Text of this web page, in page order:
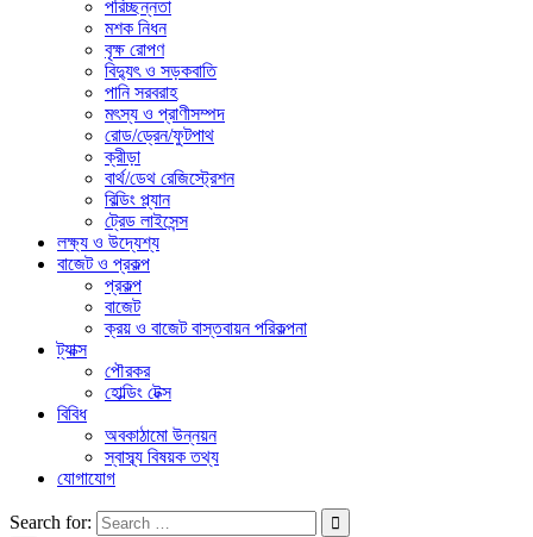
পরিচ্ছন্নতা
মশক নিধন
বৃক্ষ রোপণ
বিদ্যুৎ ও সড়কবাতি
পানি সরবরাহ
মৎস্য ও প্রাণীসম্পদ
রোড/ড্রেন/ফুটপাথ
ক্রীড়া
বার্থ/ডেথ রেজিস্ট্রেশন
বিল্ডিং প্ল্যান
ট্রেড লাইসেন্স
লক্ষ্য ও উদ্যেশ্য
বাজেট ও প্রকল্প
প্রকল্প
বাজেট
ক্রয় ও বাজেট বাস্তবায়ন পরিকল্পনা
ট্যাক্স
পৌরকর
হোল্ডিং টেক্স
বিবিধ
অবকাঠামো উন্নয়ন
স্বাস্ব্য বিষয়ক তথ্য
যোগাযোগ
Search for: